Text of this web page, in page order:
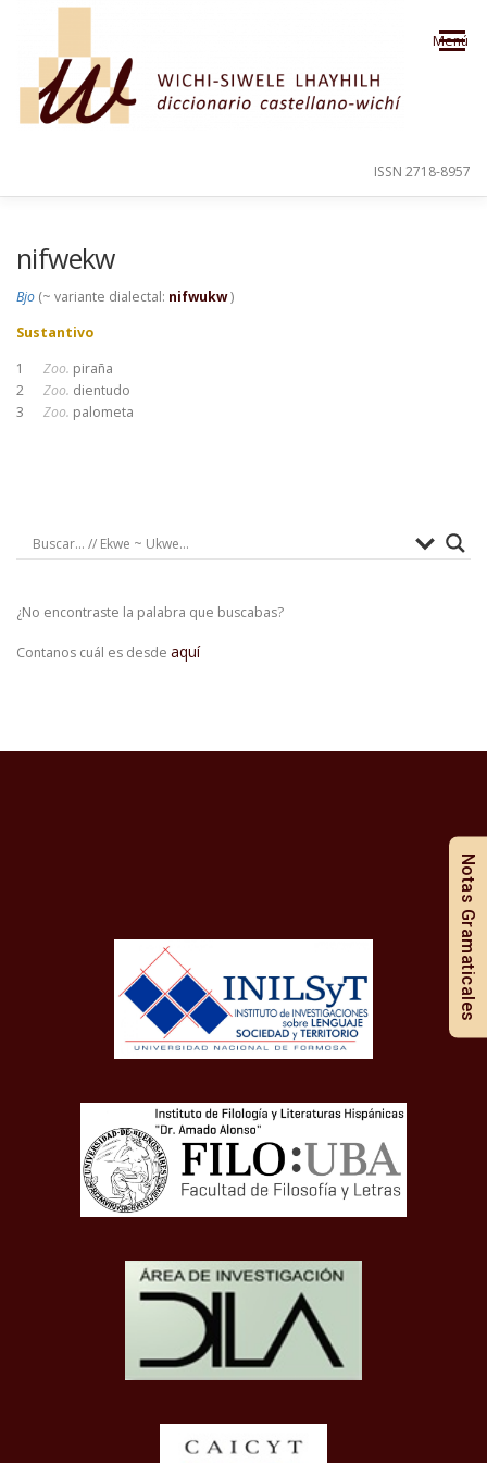
Saltar al contenido
Menú
ISSN 2718-8957
nifwekw
Bjo (~ variante dialectal: nifwukw)
Sustantivo
1 Zoo. piraña
2 Zoo. dientudo
3 Zoo. palometa
¿No encontraste la palabra que buscabas?
Contanos cuál es desde aquí
Notas Gramaticales